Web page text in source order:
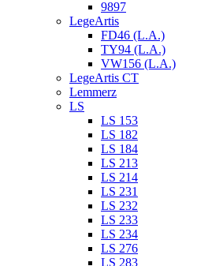
9897
LegeArtis
FD46 (L.A.)
TY94 (L.A.)
VW156 (L.A.)
LegeArtis CT
Lemmerz
LS
LS 153
LS 182
LS 184
LS 213
LS 214
LS 231
LS 232
LS 233
LS 234
LS 276
LS 283